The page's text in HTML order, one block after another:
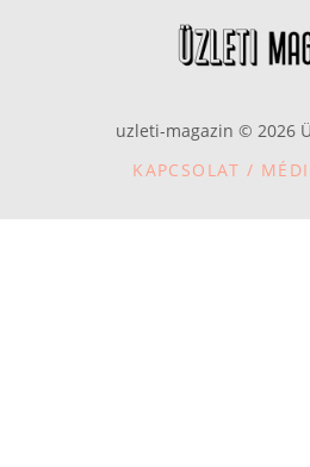
uzleti-magazin © 2026
KAPCSOLAT /